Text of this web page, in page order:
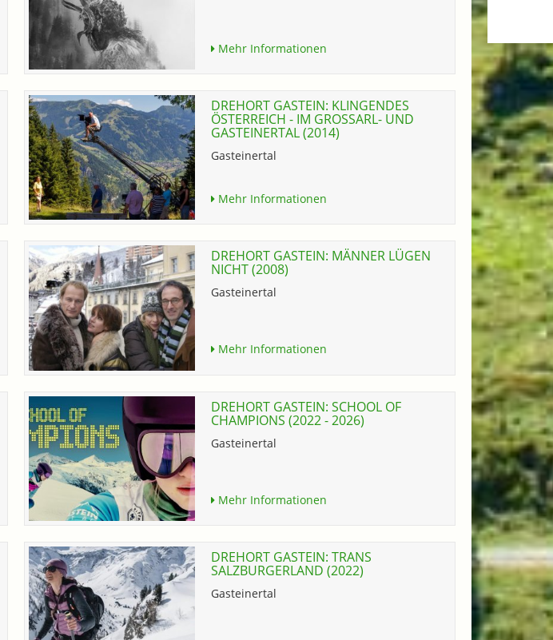
Mehr Informationen
DREHORT GASTEIN: KLINGENDES
ÖSTERREICH - IM GROSSARL- UND G
ASTEINERTAL (2014)
Gasteinertal
Mehr Informationen
DREHORT GASTEIN: MÄNNER LÜGEN
NICHT (2008)
Gasteinertal
Mehr Informationen
DREHORT GASTEIN: SCHOOL OF
CHAMPIONS (2022 - 2026)
Gasteinertal
Mehr Informationen
DREHORT GASTEIN: TRANS
SALZBURGERLAND (2022)
Gasteinertal